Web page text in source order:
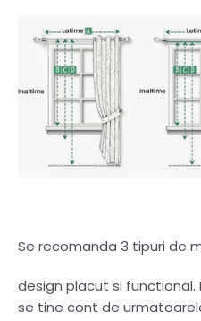
Se recomanda 3 tipuri de
design placut si
se tine cont de